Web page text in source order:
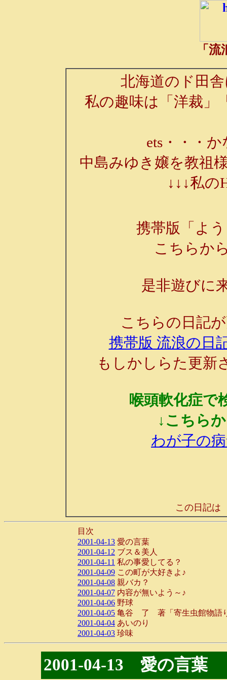
「
北海道のド田
私の趣味は「洋裁」
ets・・・
中島みゆき嬢を教祖
↓↓↓私の
携帯版「よ
こちらか
是非遊びに
こちらの日記
携帯版 流浪の日
もしかしらた更新
喉頭軟化症で
↓こちら
わが子の
この日記は
目次
2001-04-13 愛の言葉
2001-04-12 ブス＆美人
2001-04-11 私の事愛してる？
2001-04-09 この町が大好きよ♪
2001-04-08 親バカ？
2001-04-07 内容が無いよう～♪
2001-04-06 野球
2001-04-05 亀谷 了 著「寄生虫館物語
2001-04-04 あいのり
2001-04-03 珍味
2001-04-13 愛の言葉